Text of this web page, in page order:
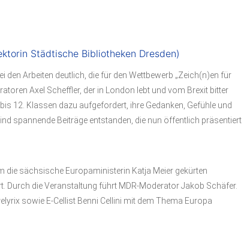
Städtische Bibliotheken Dresden)
Arbeiten deutlich, die für den Wettbewerb „Zeich(n)en für
Axel Scheffler, der in London lebt und vom Brexit bitter
12. Klassen dazu aufgefordert, ihre Gedanken, Gefühle und
spannende Beiträge entstanden, die nun öffentlich präsentiert
die sächsische Europaministerin Katja Meier gekürten
Durch die Veranstaltung führt MDR-Moderator Jakob Schäfer.
sowie E-Cellist Benni Cellini mit dem Thema Europa